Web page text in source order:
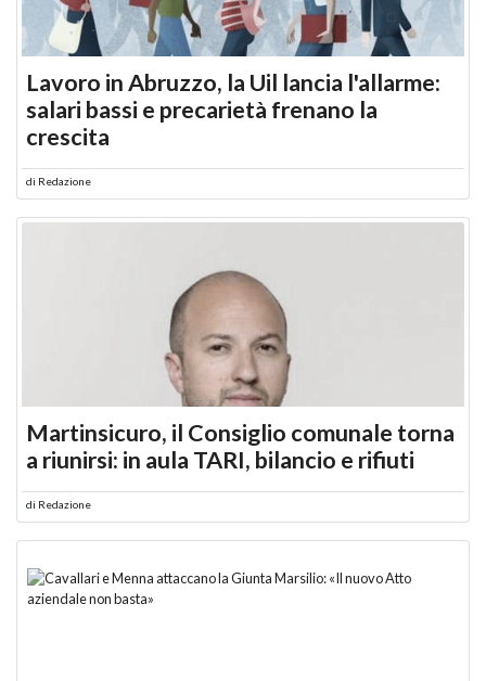
Lavoro in Abruzzo, la Uil lancia l'allarme:
salari bassi e precarietà frenano la
crescita
di Redazione
Martinsicuro, il Consiglio comunale torna
a riunirsi: in aula TARI, bilancio e rifiuti
di Redazione